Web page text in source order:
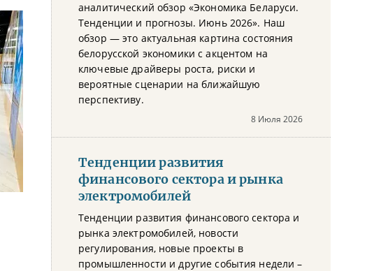
аналитический обзор «Экономика Беларуси.
Тенденции и прогнозы. Июнь 2026». Наш
обзор — это актуальная картина состояния
белорусской экономики с акцентом на
ключевые драйверы роста, риски и
вероятные сценарии на ближайшую
перспективу.
8 Июля 2026
Тенденции развития
финансового сектора и рынка
электромобилей
Тенденции развития финансового сектора и
рынка электромобилей, новости
регулирования, новые проекты в
промышленности и другие события недели –